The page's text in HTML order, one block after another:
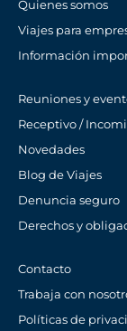
Quienes somos
Viajes para
Información
Reuniones y
Receptivo /
Novedades
Blog de Viajes
Denuncia seguro
Derechos y
Contacto
Trabaja con
Políticas de